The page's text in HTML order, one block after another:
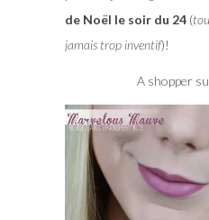
de Noël le soir du 24(
jamais trop inventif)!
A shopper